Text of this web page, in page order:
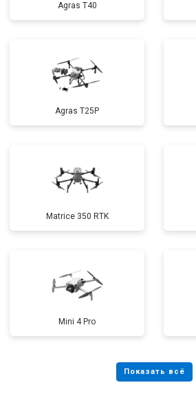
Agras T40
Agras T25P
Matrice 350 RTK
Mini 4 Pro